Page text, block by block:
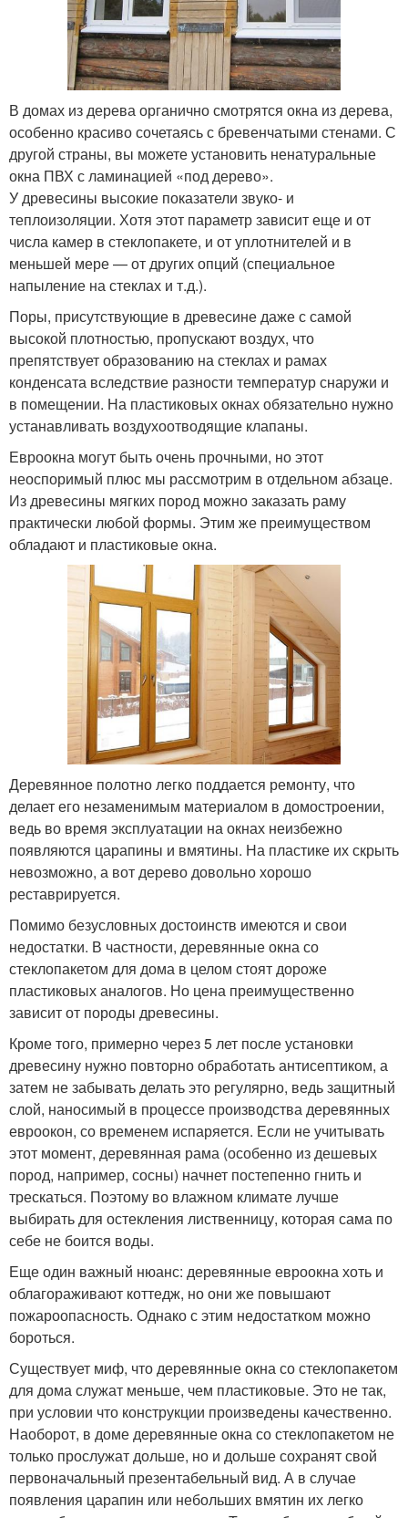
В домах из дерева органично смотрятся окна из дерева,
особенно красиво сочетаясь с бревенчатыми стенами. С
другой страны, вы можете установить ненатуральные
окна ПВХ с ламинацией «под дерево».
У древесины высокие показатели звуко- и
теплоизоляции. Хотя этот параметр зависит еще и от
числа камер в стеклопакете, и от уплотнителей и в
меньшей мере — от других опций (специальное
напыление на стеклах и т.д.).
Поры, присутствующие в древесине даже с самой
высокой плотностью, пропускают воздух, что
препятствует образованию на стеклах и рамах
конденсата вследствие разности температур снаружи и
в помещении. На пластиковых окнах обязательно нужно
устанавливать воздухоотводящие клапаны.
Евроокна могут быть очень прочными, но этот
неоспоримый плюс мы рассмотрим в отдельном абзаце.
Из древесины мягких пород можно заказать раму
практически любой формы. Этим же преимуществом
обладают и пластиковые окна.
Деревянное полотно легко поддается ремонту, что
делает его незаменимым материалом в домостроении,
ведь во время эксплуатации на окнах неизбежно
появляются царапины и вмятины. На пластике их скрыть
невозможно, а вот дерево довольно хорошо
реставрируется.
Помимо безусловных достоинств имеются и свои
недостатки. В частности, деревянные окна со
стеклопакетом для дома в целом стоят дороже
пластиковых аналогов. Но цена преимущественно
зависит от породы древесины.
Кроме того, примерно через 5 лет после установки
древесину нужно повторно обработать антисептиком, а
затем не забывать делать это регулярно, ведь защитный
слой, наносимый в процессе производства деревянных
евроокон, со временем испаряется. Если не учитывать
этот момент, деревянная рама (особенно из дешевых
пород, например, сосны) начнет постепенно гнить и
трескаться. Поэтому во влажном климате лучше
выбирать для остекления лиственницу, которая сама по
себе не боится воды.
Еще один важный нюанс: деревянные евроокна хоть и
облагораживают коттедж, но они же повышают
пожароопасность. Однако с этим недостатком можно
бороться.
Существует миф, что деревянные окна со стеклопакетом
для дома служат меньше, чем пластиковые. Это не так,
при условии что конструкции произведены качественно.
Наоборот, в доме деревянные окна со стеклопакетом не
только прослужат дольше, но и дольше сохранят свой
первоначальный презентабельный вид. А в случае
появления царапин или небольших вмятин их легко